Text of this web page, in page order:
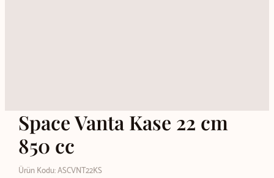
Space Vanta Kase 22 cm
850 cc
Ürün Kodu: ASCVNT22KS